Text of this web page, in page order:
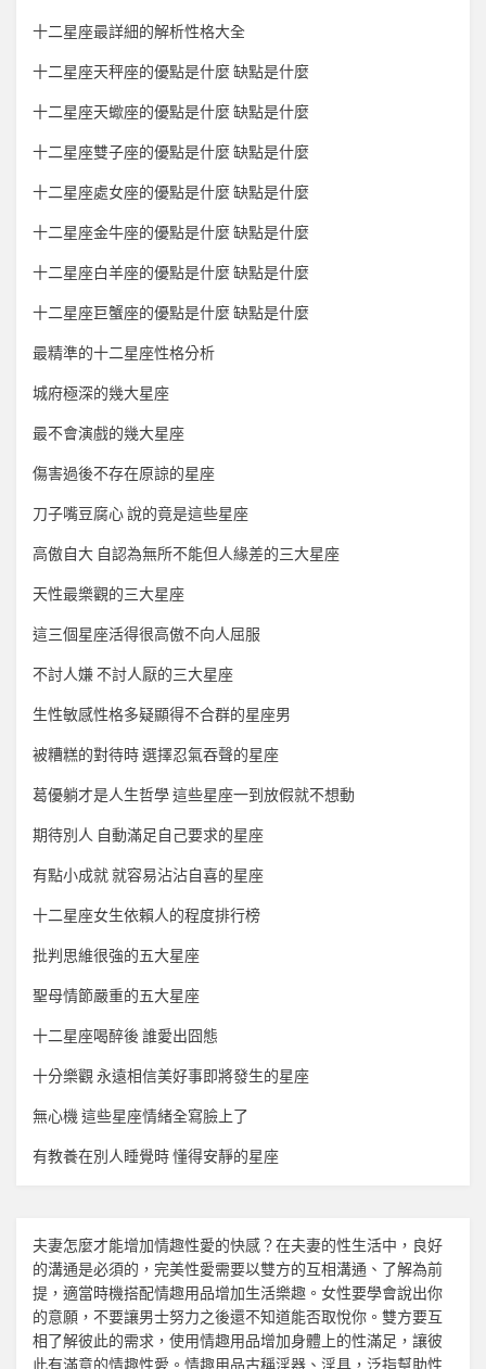
十二星座最詳細的解析性格大全
十二星座天秤座的優點是什麼 缺點是什麼
十二星座天蠍座的優點是什麼 缺點是什麼
十二星座雙子座的優點是什麼 缺點是什麼
十二星座處女座的優點是什麼 缺點是什麼
十二星座金牛座的優點是什麼 缺點是什麼
十二星座白羊座的優點是什麼 缺點是什麼
十二星座巨蟹座的優點是什麼 缺點是什麼
最精準的十二星座性格分析
城府極深的幾大星座
最不會演戲的幾大星座
傷害過後不存在原諒的星座
刀子嘴豆腐心 說的竟是這些星座
高傲自大 自認為無所不能但人緣差的三大星座
天性最樂觀的三大星座
這三個星座活得很高傲不向人屈服
不討人嫌 不討人厭的三大星座
生性敏感性格多疑顯得不合群的星座男
被糟糕的對待時 選擇忍氣吞聲的星座
葛優躺才是人生哲學 這些星座一到放假就不想動
期待別人 自動滿足自己要求的星座
有點小成就 就容易沾沾自喜的星座
十二星座女生依賴人的程度排行榜
批判思維很強的五大星座
聖母情節嚴重的五大星座
十二星座喝醉後 誰愛出囧態
十分樂觀 永遠相信美好事即將發生的星座
無心機 這些星座情緒全寫臉上了
有教養在別人睡覺時 懂得安靜的星座
夫妻怎麼才能增加情趣性愛的快感？在夫妻的性生活中，良好
的溝通是必須的，完美性愛需要以雙方的互相溝通、了解為前
提，適當時機搭配情趣用品增加生活樂趣。女性要學會說出你
的意願，不要讓男士努力之後還不知道能否取悅你。雙方要互
相了解彼此的需求，使用情趣用品增加身體上的性滿足，讓彼